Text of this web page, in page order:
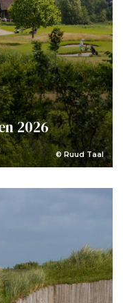
© Ruud Taal
2026